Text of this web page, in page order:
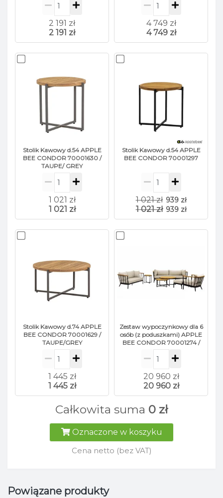
2 191 zł
2 191 zł
4 749 zł
4 749 zł
Stolik Kawowy d.54 APPLE
BEE CONDOR 70001630 /
TAUPE/ GREY
1 021 zł
1 021 zł
Stolik Kawowy d.54 APPLE
BEE CONDOR 70001297
1 021 zł 939 zł
1 021 zł 939 zł
Stolik Kawowy d.74 APPLE
BEE CONDOR 70001629 /
TAUPE/GREY
1 445 zł
1 445 zł
Zestaw wypoczynkowy dla 6
osób (z poduszkami) APPLE
BEE CONDOR 70001274 /
70001273 / 70001272 /
70001295 / 70001296 /
BLACK
20 960 zł
20 960 zł
Całkowita suma 0 zł
Oznaczone w koszyku
Cena netto (bez VAT)
Powiązane produkty